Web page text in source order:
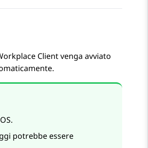
Clientvenga avviato
.
potrebbe essere